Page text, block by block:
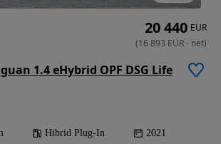
1.4 eHybrid OPF DSG Life
Hibrid Plug-In 2021
20 440 EUR
(16 893 EUR- net)